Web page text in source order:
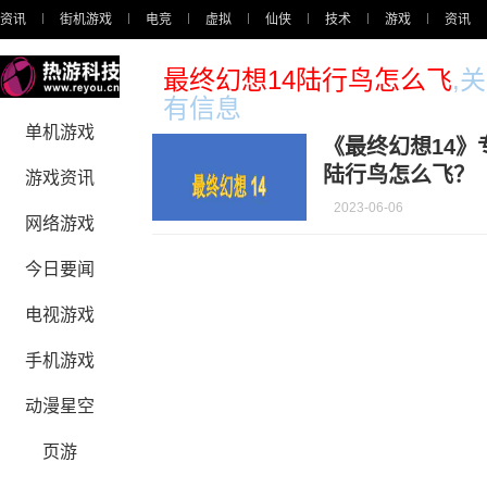
资讯 街机游戏 电竞 虚拟 仙侠 技术 游戏 资讯
单机游戏
游戏资讯
网络游戏
今日要闻
电视游戏
手机游戏
动漫星空
页游
最终幻想14陆行鸟怎么飞,
有信息
《最终幻想14
陆行鸟怎么飞？
2023-06-06